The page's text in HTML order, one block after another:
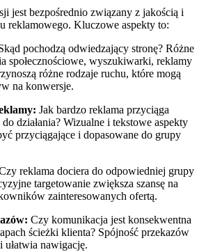
jest bezpośrednio związany z jakością i
reklamowego. Kluczowe aspekty to:
pochodzą odwiedzający stronę? Różne
społecznościowe, wyszukiwarki, reklamy
różne rodzaje ruchu, które mogą
na konwersje.
Jak bardzo reklama przyciąga
działania? Wizualne i tekstowe aspekty
przyciągające i dopasowane do grupy
reklama dociera do odpowiedniej grupy
targetowanie zwiększa szansę na
zainteresowanych ofertą.
Czy komunikacja jest konsekwentna
ścieżki klienta? Spójność przekazów
ułatwia nawigację.